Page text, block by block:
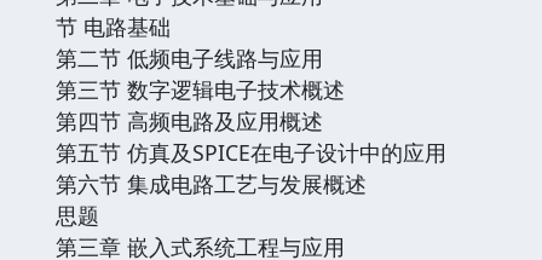
节 电路基础
第二节 低频电子线路与应用
第三节 数字逻辑电子技术概述
第四节 高频电路及应用概述
第五节 仿真及SPICE在电子设计中的应用
第六节 集成电路工艺与发展概述
思题
第三章 嵌入式系统工程与应用